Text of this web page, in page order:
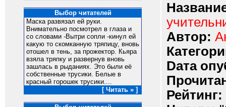
Выбор читателей
Маска развязал ей руки.
Внимательно посмотрел в глаза и
со словами -Вытри сопли -кинул ей
какую то скомканную тряпицу, вновь
отошел в тень, за прожектор. Кьяра
взяла тряпку и развернув вновь
зашлась в рыданиях. Это были её
собственные трусики. Белые в
красный горошек трусики....
[ Читать » ]
Автор:
Dата
Рейтинг: